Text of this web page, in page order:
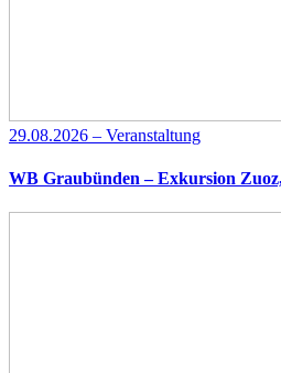
29.08.2026 – Veranstaltung
WB Graubünden – Exkursion